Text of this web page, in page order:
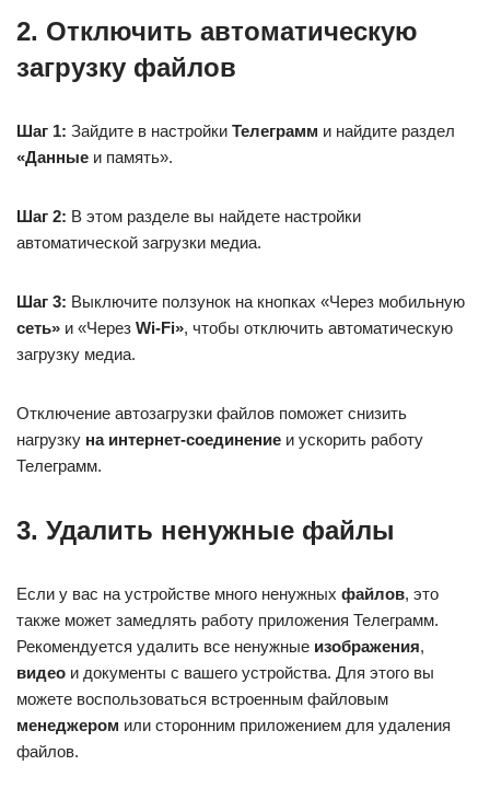
2. Отключить автоматическую
загрузку файлов
Шаг 1: Зайдите в настройки Телеграмм и найдите раздел
«Данные и память».
Шаг 2: В этом разделе вы найдете настройки
автоматической загрузки медиа.
Шаг 3: Выключите ползунок на кнопках «Через мобильную
сеть» и «Через Wi-Fi», чтобы отключить автоматическую
загрузку медиа.
Отключение автозагрузки файлов поможет снизить
нагрузку на интернет-соединение и ускорить работу
Телеграмм.
3. Удалить ненужные файлы
Если у вас на устройстве много ненужных файлов, это
также может замедлять работу приложения Телеграмм.
Рекомендуется удалить все ненужные изображения,
видео и документы с вашего устройства. Для этого вы
можете воспользоваться встроенным файловым
менеджером или сторонним приложением для удаления
файлов.